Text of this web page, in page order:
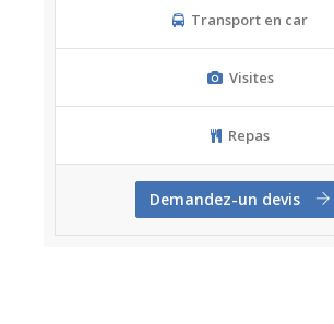
Transport en car
Visites
Repas
Demandez-un devis